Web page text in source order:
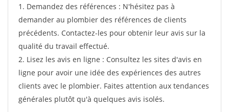
1. Demandez des références : N'hésitez pas à
demander au plombier des références de clients
précédents. Contactez-les pour obtenir leur avis sur la
qualité du travail effectué.
2. Lisez les avis en ligne : Consultez les sites d'avis en
ligne pour avoir une idée des expériences des autres
clients avec le plombier. Faites attention aux tendances
générales plutôt qu'à quelques avis isolés.